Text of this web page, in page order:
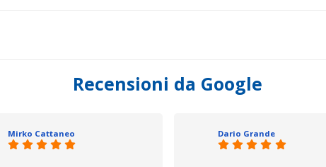
Recensioni da Google
Mirko Cattaneo Dario Grande